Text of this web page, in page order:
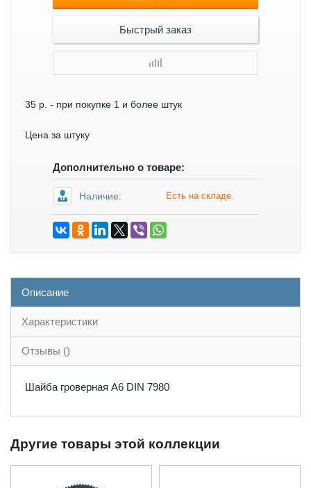
Быстрый заказ
35 р. - при покупке 1 и более штук
Цена за штуку
Дополнительно о товаре:
Наличие: Есть на складе.
Описание
Характеристики
Отзывы ()
Шайба гроверная А6 DIN 7980
Другие товары этой коллекции